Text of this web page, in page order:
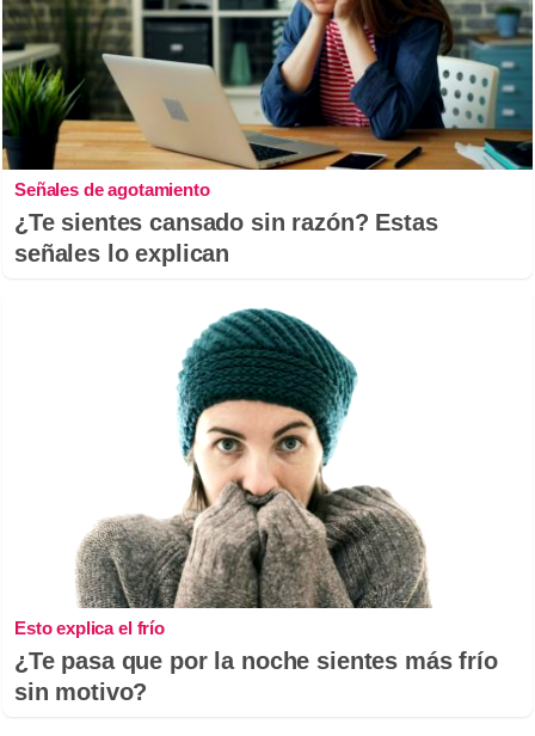
Señales de agotamiento
¿Te sientes cansado sin razón? Estas
señales lo explican
Esto explica el frío
¿Te pasa que por la noche sientes más frío
sin motivo?